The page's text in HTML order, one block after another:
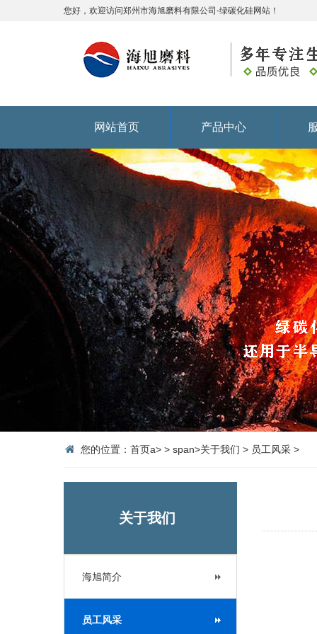
您好，欢迎访问郑州市海旭磨料有限公司-绿碳化硅网站！
网站首页 产品中心
您的位置： 首页a> > span>关于我们 > 员工风采 >
关于我们
海旭简介
员工风采